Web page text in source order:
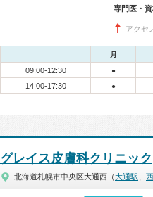
専門医・資
アクセ
月
09:00-12:30 ●
14:00-17:30 ●
グレイス皮膚科クリニック
北海道札幌市中央区大通西（大通駅